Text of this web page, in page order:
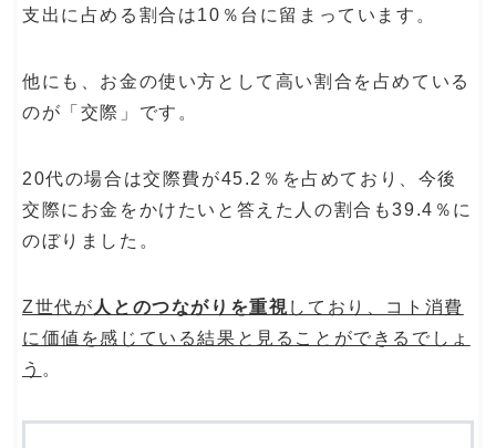
支出に占める割合は10％台に留まっています。
他にも、お金の使い方として高い割合を占めている
のが「交際」です。
20代の場合は交際費が45.2％を占めており、今後
交際にお金をかけたいと答えた人の割合も39.4％に
のぼりました。
Z世代が 人とのつながりを重視しており、コト消費
に価値を感じている結果と見ることができるでしょ
う 。